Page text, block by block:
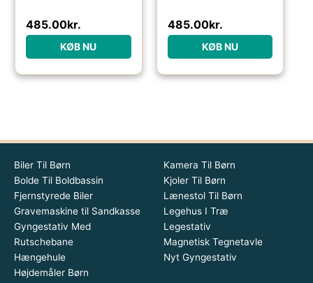
485.00kr.
KØB NU
485.00kr.
KØB NU
Biler Til Børn
Bolde Til Boldbassin
Fjernstyrede Biler
Gravemaskine til Sandkasse
Gyngestativ Med
Rutschebane
Hængehule
Højdemåler Børn
Kamera Til Børn
Kjoler Til Børn
Lænestol Til Børn
Legehus I Træ
Legestativ
Magnetisk Tegnetavle
Nyt Gyngestativ